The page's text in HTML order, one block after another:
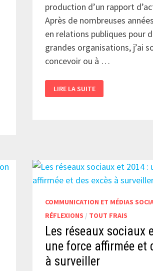
production d’un rapport
Après de nombreuses
en relations publiques pour
grandes organisations, j’ai
concevoir ou à …
DONC
RÉSULTATS
LIRE LA SUITE
COMMUNICATION ET MÉDIAS
RÉFLEXIONS / TOUT FRAIS
Les réseaux sociaux
une force affirmée et
à surveiller